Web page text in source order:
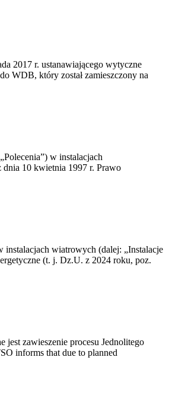
2017 r. ustanawiającego wytyczne
WDB, który został zamieszczony na
w instalacjach
dnia 10 kwietnia 1997 r. Prawo
instalacjach wiatrowych (dalej: „Instalacje
(t. j. Dz.U. z 2024 roku, poz.
zawieszenie procesu Jednolitego
informs that due to planned